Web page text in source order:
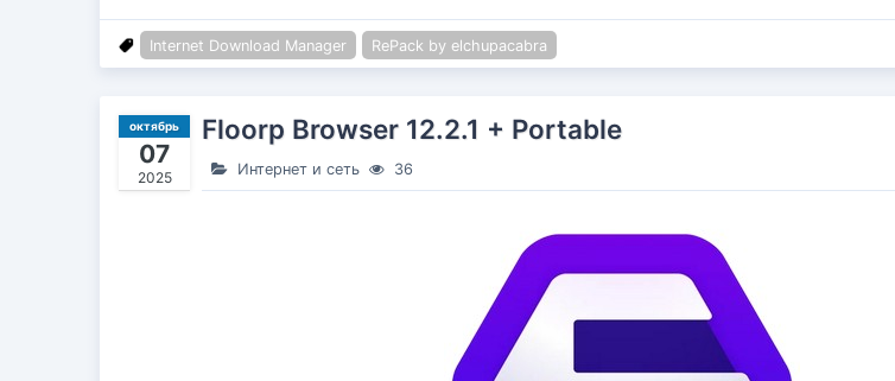
Internet Download Manager RePack by elchupacabra
октябрь
07
2025
Floorp Browser 12.2.1 + Portable
Интернет и сеть 36